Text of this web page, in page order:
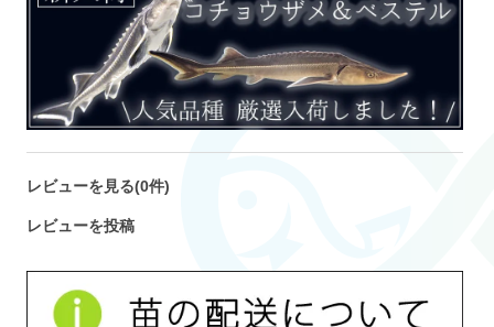
レビューを見る(0件)
レビューを投稿